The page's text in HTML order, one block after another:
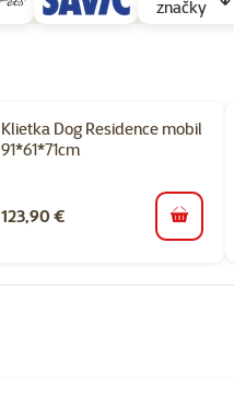
značky
Klietka Dog Residence mobil
91*61*71cm
123,90 € do